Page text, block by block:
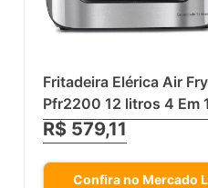
Fritadeira Elérica Air
Pfr2200 12 litros 4 Em
R$ 579,11
Confira no Mercado